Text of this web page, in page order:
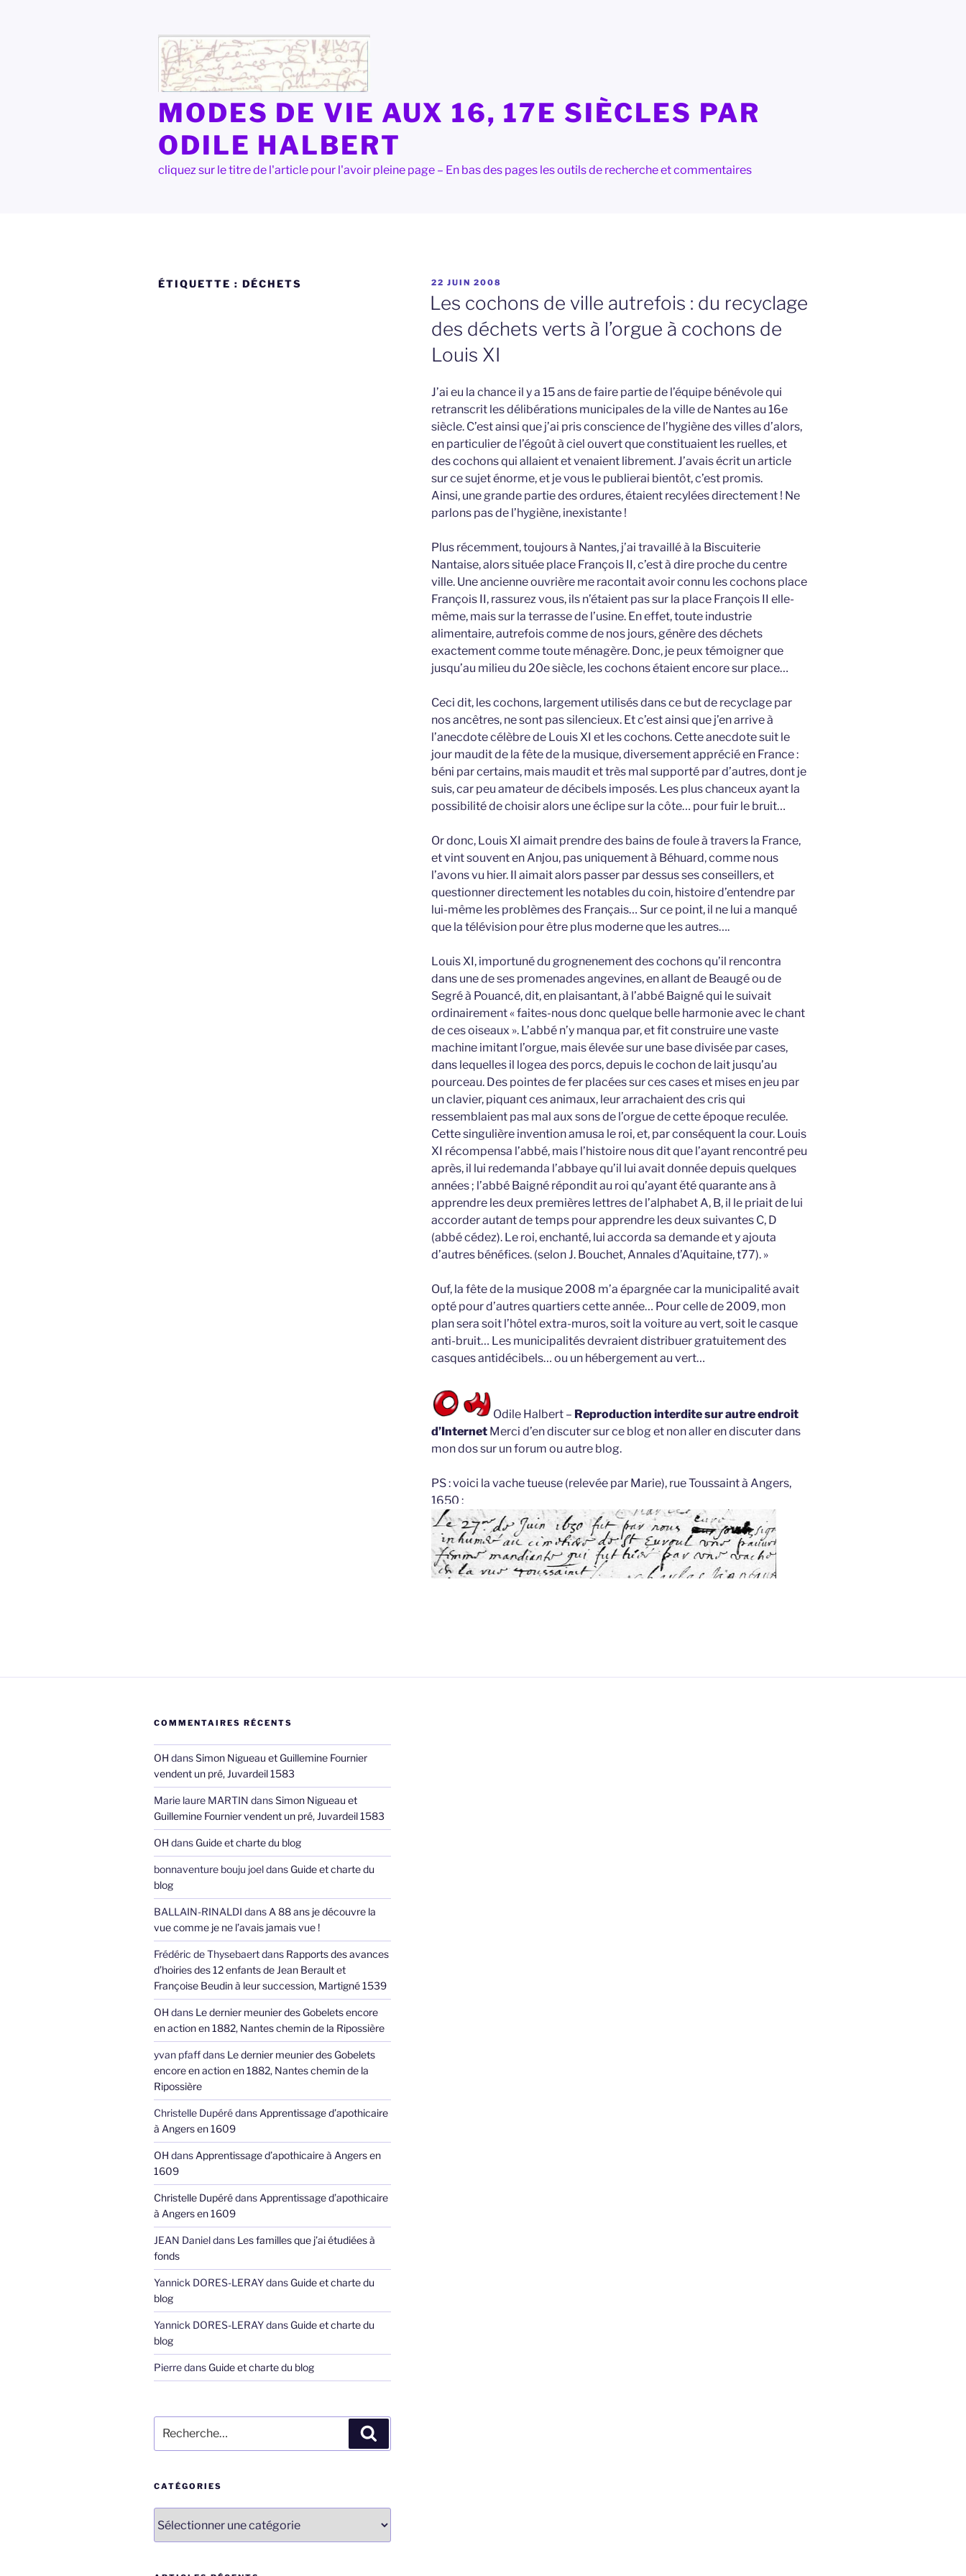
MODES DE VIE AUX 16, 17E SIÈCLES PAR
ODILE HALBERT
cliquez sur le titre de l'article pour l'avoir pleine page – En bas des pages les outils de recherche et commentaires
ÉTIQUETTE : DÉCHETS
PUBLIÉ
LE
22 JUIN 2008
Les cochons de ville autrefois : du recyclage
des déchets verts à l’orgue à cochons de
Louis XI
J’ai eu la chance il y a 15 ans de faire partie de l’équipe bénévole qui
retranscrit les délibérations municipales de la ville de Nantes au 16e
siècle. C’est ainsi que j’ai pris conscience de l’hygiène des villes d’alors,
en particulier de l’égoût à ciel ouvert que constituaient les ruelles, et
des cochons qui allaient et venaient librement. J’avais écrit un article
sur ce sujet énorme, et je vous le publierai bientôt, c’est promis.
Ainsi, une grande partie des ordures, étaient recylées directement ! Ne
parlons pas de l’hygiène, inexistante !
Plus récemment, toujours à Nantes, j’ai travaillé à la Biscuiterie
Nantaise, alors située place François II, c’est à dire proche du centre
ville. Une ancienne ouvrière me racontait avoir connu les cochons place
François II, rassurez vous, ils n’étaient pas sur la place François II elle-
même, mais sur la terrasse de l’usine. En effet, toute industrie
alimentaire, autrefois comme de nos jours, génère des déchets
exactement comme toute ménagère. Donc, je peux témoigner que
jusqu’au milieu du 20e siècle, les cochons étaient encore sur place…
Ceci dit, les cochons, largement utilisés dans ce but de recyclage par
nos ancêtres, ne sont pas silencieux. Et c’est ainsi que j’en arrive à
l’anecdote célèbre de Louis XI et les cochons. Cette anecdote suit le
jour maudit de la fête de la musique, diversement apprécié en France :
béni par certains, mais maudit et très mal supporté par d’autres, dont je
suis, car peu amateur de décibels imposés. Les plus chanceux ayant la
possibilité de choisir alors une éclipe sur la côte… pour fuir le bruit…
Or donc, Louis XI aimait prendre des bains de foule à travers la France,
et vint souvent en Anjou, pas uniquement à Béhuard, comme nous
l’avons vu hier. Il aimait alors passer par dessus ses conseillers, et
questionner directement les notables du coin, histoire d’entendre par
lui-même les problèmes des Français… Sur ce point, il ne lui a manqué
que la télévision pour être plus moderne que les autres….
Louis XI, importuné du grognenement des cochons qu’il rencontra
dans une de ses promenades angevines, en allant de Beaugé ou de
Segré à Pouancé, dit, en plaisantant, à l’abbé Baigné qui le suivait
ordinairement « faites-nous donc quelque belle harmonie avec le chant
de ces oiseaux ». L’abbé n’y manqua par, et fit construire une vaste
machine imitant l’orgue, mais élevée sur une base divisée par cases,
dans lequelles il logea des porcs, depuis le cochon de lait jusqu’au
pourceau. Des pointes de fer placées sur ces cases et mises en jeu par
un clavier, piquant ces animaux, leur arrachaient des cris qui
ressemblaient pas mal aux sons de l’orgue de cette époque reculée.
Cette singulière invention amusa le roi, et, par conséquent la cour. Louis
XI récompensa l’abbé, mais l’histoire nous dit que l’ayant rencontré peu
après, il lui redemanda l’abbaye qu’il lui avait donnée depuis quelques
années ; l’abbé Baigné répondit au roi qu’ayant été quarante ans à
apprendre les deux premières lettres de l’alphabet A, B, il le priait de lui
accorder autant de temps pour apprendre les deux suivantes C, D
(abbé cédez). Le roi, enchanté, lui accorda sa demande et y ajouta
d’autres bénéfices. (selon J. Bouchet, Annales d’Aquitaine, t77). »
Ouf, la fête de la musique 2008 m’a épargnée car la municipalité avait
opté pour d’autres quartiers cette année… Pour celle de 2009, mon
plan sera soit l’hôtel extra-muros, soit la voiture au vert, soit le casque
anti-bruit… Les municipalités devraient distribuer gratuitement des
casques antidécibels… ou un hébergement au vert…
Odile Halbert – Reproduction interdite sur autre endroit
d’Internet Merci d’en discuter sur ce blog et non aller en discuter dans
mon dos sur un forum ou autre blog.
PS : voici la vache tueuse (relevée par Marie), rue Toussaint à Angers,
1650 :
COMMENTAIRES RÉCENTS
OH dansSimon Nigueau et Guillemine Fournier
vendent un pré, Juvardeil 1583
Marie laure MARTIN dansSimon Nigueau et
Guillemine Fournier vendent un pré, Juvardeil 1583
OH dans Guide et charte du blog
bonnaventure bouju joeldans Guide et charte du
blog
BALLAIN-RINALDI dans A 88 ans je découvre la
vue comme je ne l’avais jamais vue !
Frédéric de Thysebaertdans Rapports des avances
d’hoiries des 12 enfants de Jean Berault et
Françoise Beudin à leur succession, Martigné 1539
OH dans Le dernier meunier des Gobelets encore
en action en 1882, Nantes chemin de la Ripossière
yvan pfaffdans Le dernier meunier des Gobelets
encore en action en 1882, Nantes chemin de la
Ripossière
Christelle Dupérédans Apprentissage d’apothicaire
à Angers en 1609
OH dans Apprentissage d’apothicaire à Angers en
1609
Christelle Dupérédans Apprentissage d’apothicaire
à Angers en 1609
JEAN Danieldans Les familles que j’ai étudiées à
fonds
Yannick DORES-LERAYdans Guide et charte du
blog
Yannick DORES-LERAYdans Guide et charte du
blog
Pierredans Guide et charte du blog
pour
:
CATÉGORIES